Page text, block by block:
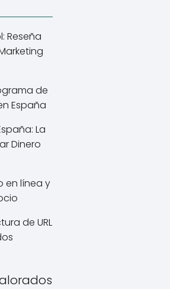
Reseña
de
España
La
Dinero
en línea y
de URL